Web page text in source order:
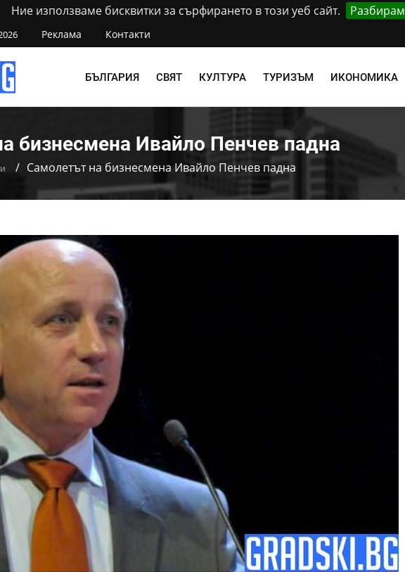
Ние използваме бисквитки за сърфирането в този уеб сайт. Разбирам
Реклама Контакти
БЪЛГАРИЯ СВЯТ КУЛТУРА ТУРИЗЪМ ИКОНОМИКА
бизнесмена Ивайло Пенчев падна
Самолетът на бизнесмена Ивайло Пенчев падна